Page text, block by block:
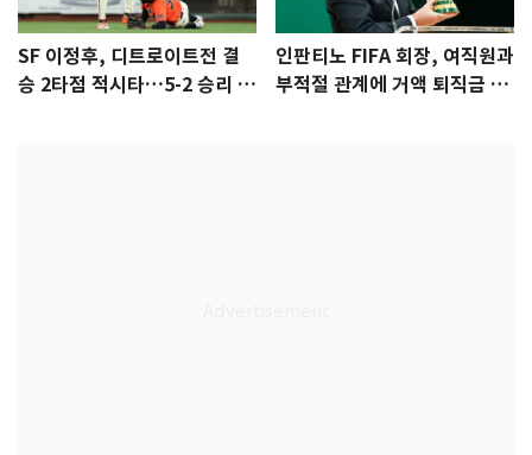
SF 이정후, 디트로이트전 결
승 2타점 적시타…5-2 승리 견
인판티노 FIFA 회장, 여직원과
부적절 관계에 거액 퇴직금 지